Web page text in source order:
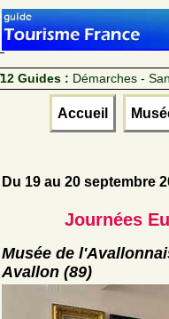
12 Guides : Démarches -
Accueil
Du 19 au 20 septembre
Journées
Musée de
Avallon (89)